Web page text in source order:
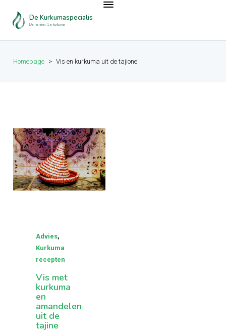
De Kurkumaspecialist
De nummer 1 in kurkuma
Homepage > Vis en kurkuma uit de tajione
Advies,
Kurkuma
recepten
Vis met
kurkuma
en
amandelen
uit de
tajine